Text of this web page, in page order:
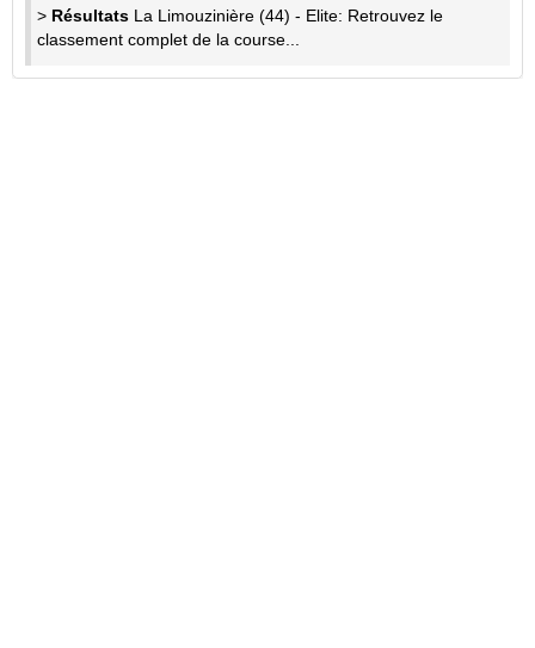
> Résultats La Limouzinière (44) - Elite: Retrouvez le
classement complet de la course...